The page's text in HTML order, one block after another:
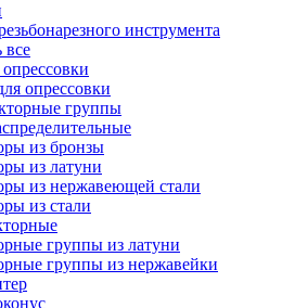
инструмента
все
опрессовки
группы
из бронзы
из латуни
из нержавеющей стали
из стали
группы из латуни
группы из нержавейки